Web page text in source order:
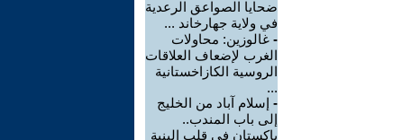
ضحايا الصواعق الرعدية
في ولاية جهارخاند ...
- غالوزين: محاولات
الغرب لإضعاف العلاقات
الروسية الكازاخستانية
...
- إسلام آباد من الخليج
إلى باب المندب..
باكستان في قلب البنية